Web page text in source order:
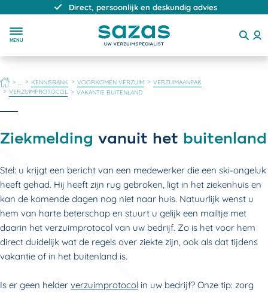
Direct, persoonlijk en deskundig advies
MENU
HOME KENNISBANK VOORKOMEN VERZUIM
VERZUIMAANPAK
VERZUIMPROTOCOL
VAKANTIE BUITENLAND
Ziekmelding vanuit het buitenland
Stel: u krijgt een bericht van een medewerker die een ski-ongeluk
heeft gehad. Hij heeft zijn rug gebroken, ligt in het ziekenhuis en
kan de komende dagen nog niet naar huis. Natuurlijk wenst u
hem van harte beterschap en stuurt u gelijk een mailtje met
daarin het verzuimprotocol van uw bedrijf. Zo is het voor hem
direct duidelijk wat de regels over ziekte zijn, ook als dat tijdens
vakantie of in het buitenland is.
Is er geen helder verzuimprotocol in uw bedrijf? Onze tip: zorg